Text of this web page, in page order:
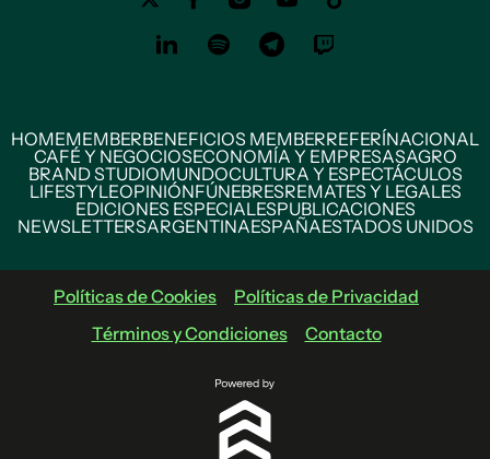
HOMEMEMBERBENEFICIOS MEMBERREFERÍNACIONAL
CAFÉ Y NEGOCIOSECONOMÍA Y EMPRESASAGRO
BRAND STUDIOMUNDOCULTURA Y ESPECTÁCULOS
LIFESTYLEOPINIÓNFÚNEBRESREMATES Y LEGALES
EDICIONES ESPECIALESPUBLICACIONES
NEWSLETTERSARGENTINAESPAÑAESTADOS UNIDOS
Políticas de Cookies
Políticas de Privacidad
Términos y Condiciones
Contacto